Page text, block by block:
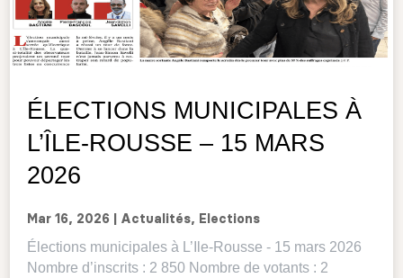
ÉLECTIONS MUNICIPALES À
L’ÎLE-ROUSSE – 15 MARS
2026
Mar 16, 2026 Actualités, Elections
Élections municipales à L’Ile-Rousse - 15 mars 2026
Nombre d’inscrits : 2 850 Nombre de votants : 2